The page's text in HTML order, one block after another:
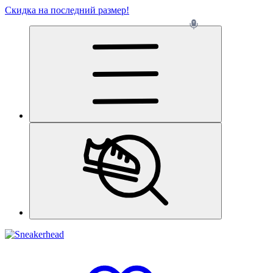
Скидка на последний размер!